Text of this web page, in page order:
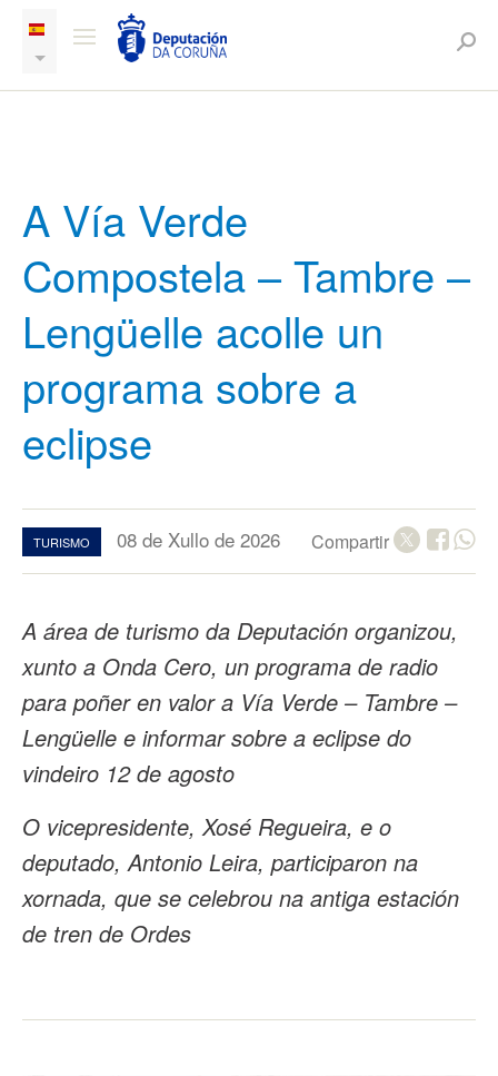
A Vía Verde
Compostela – Tambre –
Lengüelle acolle un
programa sobre a
eclipse
TURISMO 08 de Xullo de 2026 Compartir
A área de turismo da Deputación organizou,
xunto a Onda Cero, un programa de radio
para poñer en valor a Vía Verde – Tambre –
Lengüelle e informar sobre a eclipse do
vindeiro 12 de agosto
O vicepresidente, Xosé Regueira, e o
deputado, Antonio Leira, participaron na
xornada, que se celebrou na antiga estación
de tren de Ordes